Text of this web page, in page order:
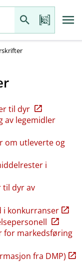
til dyr
av legemidler
om utleverte og
i
til dyr av
i konkurranser
for markedsføring
fra DMP)